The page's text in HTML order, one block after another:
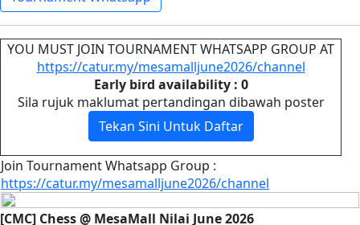
YOU MUST JOIN TOURNAMENT WHATSAPP GROUP AT
https://catur.my/mesamalljune2026/channel
Early bird availability : 0
Sila rujuk maklumat pertandingan dibawah poster
Tekan Sini Untuk Daftar
Join Tournament Whatsapp Group :
https://catur.my/mesamalljune2026/channel
[CMC] Chess @ MesaMall Nilai June 2026